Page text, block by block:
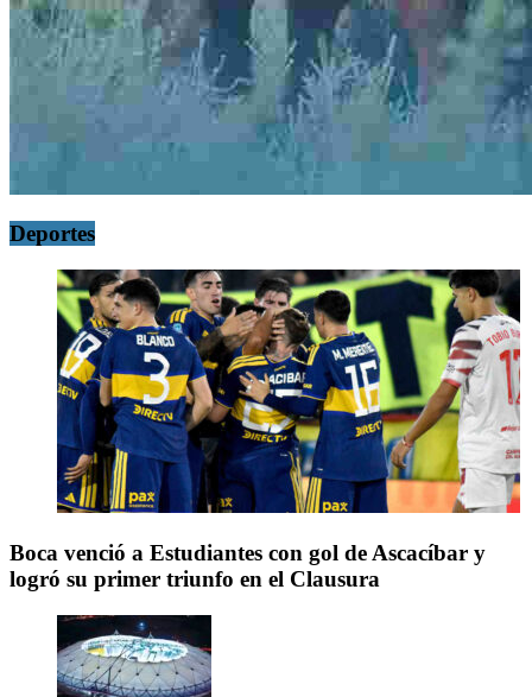
Deportes
Boca venció a Estudiantes con gol de Ascacíbar y
logró su primer triunfo en el Clausura